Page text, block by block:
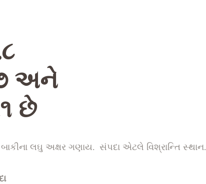
અને
છે
લઘુ અક્ષર ગણાય. સંપદા એટલે વિશ્રાન્તિ સ્થાન.